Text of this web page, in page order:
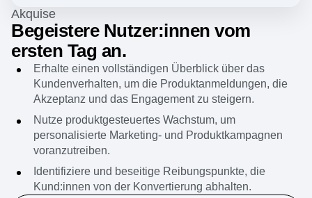
Akquise
Begeistere Nutzer:innen vom
ersten Tag an.
Erhalte einen vollständigen Überblick über das
Kundenverhalten, um die Produktanmeldungen, die
Akzeptanz und das Engagement zu steigern.
Nutze produktgesteuertes Wachstum, um
personalisierte Marketing- und Produktkampagnen
voranzutreiben.